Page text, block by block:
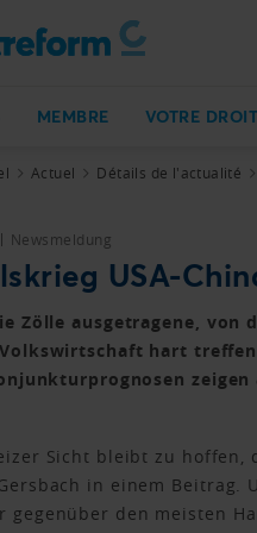
MEMBRE VOTRE DROIT
Actuel Détails de l'actualité
Newsmeldung
USA-
Zölle ausgetragene,
hart
zeigen
Sicht bleibt zu
Gersbach in einem
gegenüber den meisten